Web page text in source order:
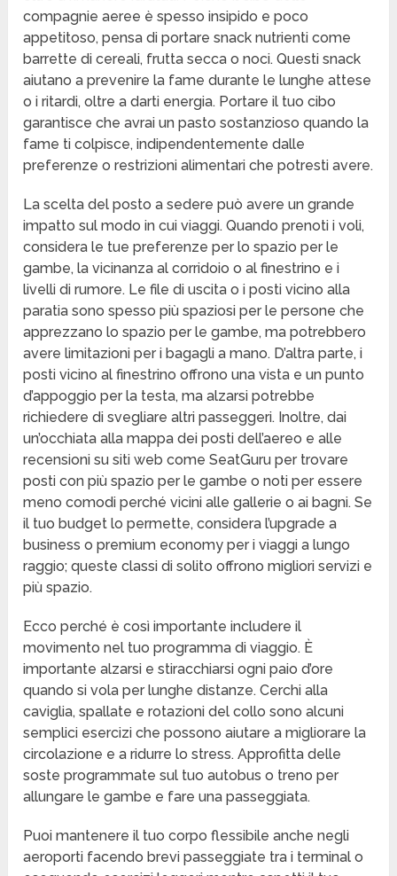
compagnie aeree è spesso insipido e poco
appetitoso, pensa di portare snack nutrienti come
barrette di cereali, frutta secca o noci. Questi snack
aiutano a prevenire la fame durante le lunghe attese
o i ritardi, oltre a darti energia. Portare il tuo cibo
garantisce che avrai un pasto sostanzioso quando la
fame ti colpisce, indipendentemente dalle
preferenze o restrizioni alimentari che potresti avere.
La scelta del posto a sedere può avere un grande
impatto sul modo in cui viaggi. Quando prenoti i voli,
considera le tue preferenze per lo spazio per le
gambe, la vicinanza al corridoio o al finestrino e i
livelli di rumore. Le file di uscita o i posti vicino alla
paratia sono spesso più spaziosi per le persone che
apprezzano lo spazio per le gambe, ma potrebbero
avere limitazioni per i bagagli a mano. D’altra parte, i
posti vicino al finestrino offrono una vista e un punto
d’appoggio per la testa, ma alzarsi potrebbe
richiedere di svegliare altri passeggeri. Inoltre, dai
un’occhiata alla mappa dei posti dell’aereo e alle
recensioni su siti web come SeatGuru per trovare
posti con più spazio per le gambe o noti per essere
meno comodi perché vicini alle gallerie o ai bagni. Se
il tuo budget lo permette, considera l’upgrade a
business o premium economy per i viaggi a lungo
raggio; queste classi di solito offrono migliori servizi e
più spazio.
Ecco perché è così importante includere il
movimento nel tuo programma di viaggio. È
importante alzarsi e stiracchiarsi ogni paio d’ore
quando si vola per lunghe distanze. Cerchi alla
caviglia, spallate e rotazioni del collo sono alcuni
semplici esercizi che possono aiutare a migliorare la
circolazione e a ridurre lo stress. Approfitta delle
soste programmate sul tuo autobus o treno per
allungare le gambe e fare una passeggiata.
Puoi mantenere il tuo corpo flessibile anche negli
aeroporti facendo brevi passeggiate tra i terminal o